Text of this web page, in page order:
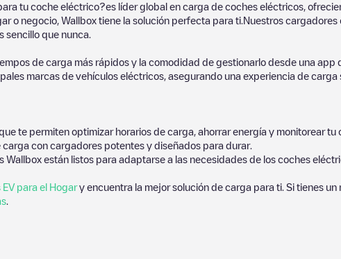
tu coche eléctrico?es líder global en carga de coches eléctricos,
o negocio, Wallbox tiene la solución perfecta para ti.Nuestros
sencillo que nunca.
de carga más rápidos y la comodidad de gestionarlo desde una
marcas de vehículos eléctricos, asegurando una experiencia de carga
te permiten optimizar horarios de carga, ahorrar energía y monitorear tu
carga con cargadores potentes y diseñados para durar.
Wallbox están listos para adaptarse a las necesidades de los coches
para el Hogary encuentra la mejor solución de carga para ti. Si tienes